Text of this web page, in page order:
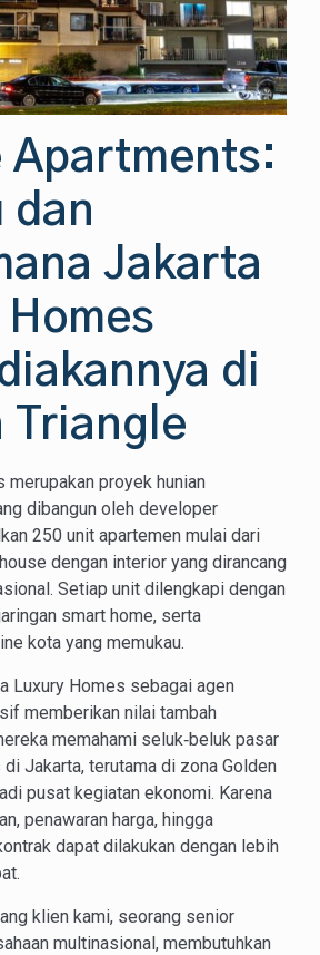
Apartments:
dan
Jakarta
Homes
di
Triangle
merupakan proyek hunian
dibangun oleh developer
250 unit apartemen mulai dari
dengan interior yang dirancang
Setiap unit dilengkapi dengan
smart home, serta
kota yang memukau.
Luxury Homes sebagai agen
memberikan nilai tambah
memahami seluk‑beluk pasar
Jakarta, terutama di zona Golden
pusat kegiatan ekonomi. Karena
penawaran harga, hingga
dapat dilakukan dengan lebih
klien kami, seorang senior
multinasional, membutuhkan